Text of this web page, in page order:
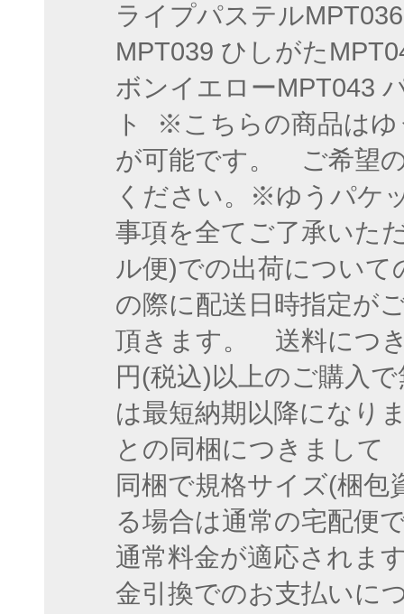
ライプパステル
MPT039 ひしがた
ボンイエローMPT043
ト ※こちらの商品はゆ
が可能です。 ご希望
ください。※ゆうパケ
事項を全てご了承いた
ル便)での出荷につい
の際に配送日時指定が
頂きます。 送料につ
円(税込)以上のご購入
は最短納期以降になり
との同梱につきまして
同梱で規格サイズ(梱包
る場合は通常の宅配便
通常料金が適応されま
金引換でのお支払いに